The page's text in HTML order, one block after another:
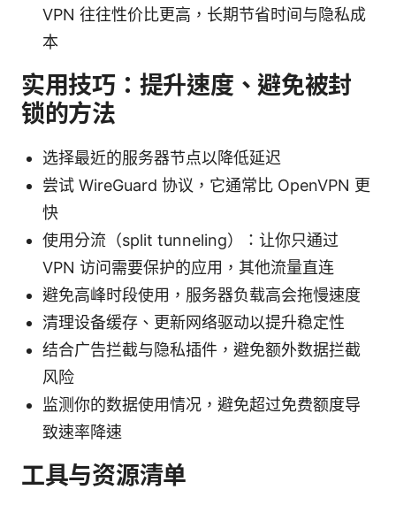
VPN 往往性价比更高，长期节省时间与隐私成
本
实用技巧：提升速度、避免被封
锁的方法
选择最近的服务器节点以降低延迟
尝试 WireGuard 协议，它通常比 OpenVPN 更
快
使用分流（split tunneling）：让你只通过
VPN 访问需要保护的应用，其他流量直连
避免高峰时段使用，服务器负载高会拖慢速度
清理设备缓存、更新网络驱动以提升稳定性
结合广告拦截与隐私插件，避免额外数据拦截
风险
监测你的数据使用情况，避免超过免费额度导
致速率降速
工具与资源清单